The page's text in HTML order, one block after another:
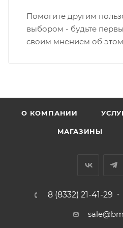
индивидуальном порядке.
В случае непредвиденных
отсутствии подъездных
Доставка заказов по России
Помогите другим
выбором - будьте
своим мнением об
О КОМПАНИИ
МАГАЗИНЫ
8 (8332) 21-41-29